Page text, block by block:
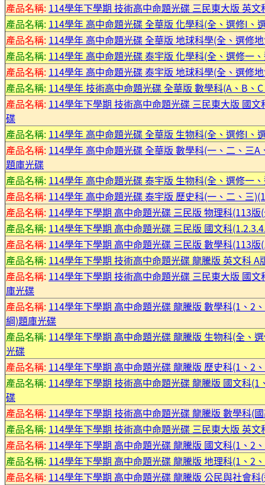
產品名稱: 114學年下學期 技術高中命題光碟 三民東大版 英
產品名稱: 114學年 高中命題光碟 全華版 化學科(全、選修I、
產品名稱: 114學年 高中命題光碟 全華版 地球科學(全、選修
產品名稱: 114學年 高中命題光碟 泰宇版 化學科(全、選修一
產品名稱: 114學年 高中命題光碟 泰宇版 地球科學(全、選修
產品名稱: 114學年 技術高中命題光碟 全華版 數學科(A、B、
產品名稱: 114學年下學期 技術高中命題光碟 三民東大版 國
碟
產品名稱: 114學年 高中命題光碟 全華版 生物科(全、選修I、
產品名稱: 114學年 高中命題光碟 全華版 數學科(一、二、三
題庫光碟
產品名稱: 114學年 高中命題光碟 泰宇版 生物科(全、選修一
產品名稱: 114學年 高中命題光碟 泰宇版 歷史科(一、二、三
產品名稱: 114學年下學期 高中命題光碟 三民版 物理科
產品名稱: 114學年下學期 高中命題光碟 三民版 國文科
產品名稱: 114學年下學期 高中命題光碟 三民版 數學科(113
產品名稱: 114學年下學期 技術高中命題光碟 龍騰版 英文科
產品名稱: 114學年下學期 技術高中命題光碟 三民東大版 國
庫光碟
產品名稱: 114學年下學期 高中命題光碟 龍騰版 數學科(1、2
綱)題庫光碟
產品名稱: 114學年下學期 高中命題光碟 龍騰版 生物科(全、
光碟
產品名稱: 114學年下學期 高中命題光碟 龍騰版 歷史科(1、2
產品名稱: 114學年下學期 技術高中命題光碟 龍騰版 國文科
碟
產品名稱: 114學年下學期 技術高中命題光碟 龍騰版 數學科(
產品名稱: 114學年下學期 技術高中命題光碟 三民東大版 英
產品名稱: 114學年下學期 高中命題光碟 龍騰版 國文科(1、2
產品名稱: 114學年下學期 高中命題光碟 龍騰版 地理科(1、2
產品名稱: 114學年下學期 高中命題光碟 龍騰版 公民與社會